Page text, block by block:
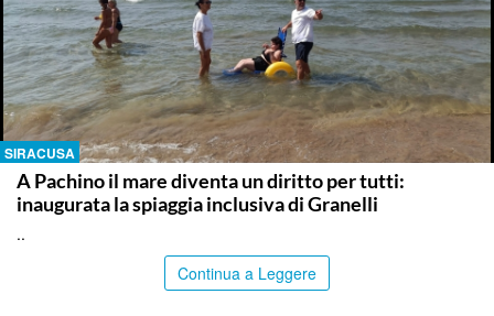
SIRACUSA
A Pachino il mare diventa un diritto per tutti:
inaugurata la spiaggia inclusiva di Granelli
..
Continua a Leggere